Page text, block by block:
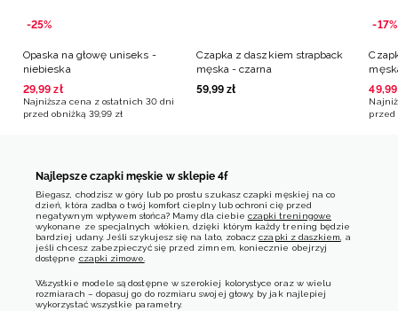
-25%
Opaska na głowę uniseks -
niebieska
29,99 zł
Najniższa cena z ostatnich 30 dni
przed obniżką 39,99 zł
Czapka z daszkiem strapback
męska - czarna
59,99 zł
-17%
49,99
przed
Najlepsze czapki męskie w sklepie 4f
Biegasz, chodzisz w góry lub po prostu szukasz czapki męskiej na co
dzień, która zadba o twój komfort cieplny lub ochroni cię przed
negatywnym wpływem słońca? Mamy dla ciebie czapki treningowe
wykonane ze specjalnych włókien, dzięki którym każdy trening będzie
bardziej udany. Jeśli szykujesz się na lato, zobaczczapki z daszkiem, a
jeśli chcesz zabezpieczyć się przed zimnem, koniecznie obejrzyj
dostępne czapki zimowe.
Wszystkie modele są dostępne w szerokiej kolorystyce oraz w wielu
rozmiarach – dopasuj go do rozmiaru swojej głowy, by jak najlepiej
wykorzystać wszystkie parametry.